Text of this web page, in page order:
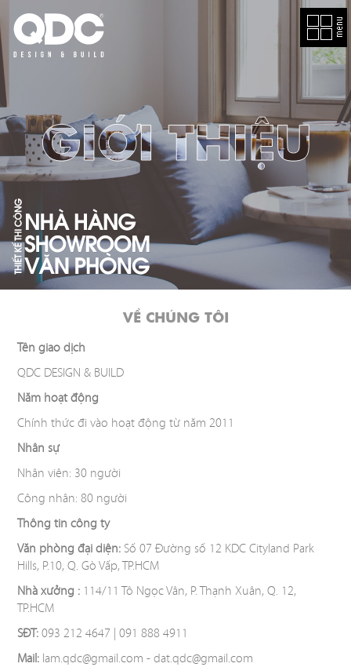
THIỆU
DỰ
TOÁN
CHI
PHÍ
NHÀ
ÁN
VĂN
PHÒNG
VỀ CHÚNG TÔI
Tên giao dịch
QDC DESIGN & BUILD
Năm hoạt động
Chính thức đi vào hoạt động từ năm 2011
Nhân sự
Nhân viên: 30 người
Công nhân: 80 người
Thông tin công ty
Văn phòng đại diện: Số 07 Đường số 12 KDC Cityland Park
Hills, P.10, Q. Gò Vấp, TP.HCM
Nhà xưởng : 114/11 Tô Ngọc Vân, P. Thạnh Xuân, Q. 12,
TP.HCM
SĐT:093 212 4647 | 091 888 4911
Mail: lam.qdc@gmail.com - dat.qdc@gmail.com